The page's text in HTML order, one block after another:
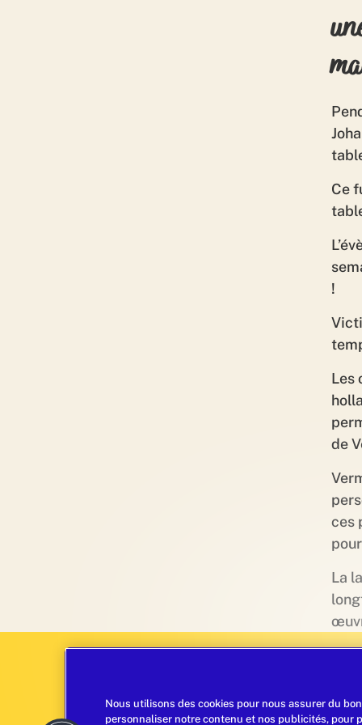
Ce
!
Les
de
ces
La
Nous utilisons des cookies pour nous assurer du
personnaliser notre contenu et nos publicités, pour